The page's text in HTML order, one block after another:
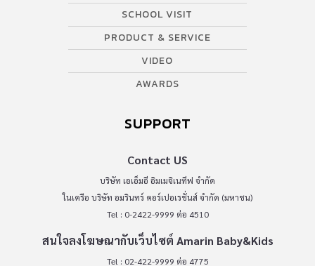
SCHOOL VISIT
PRODUCT & SERVICE
VIDEO
AWARDS
SUPPORT
Contact US
บริษัท เอเอ็มอี อิมเมจิเนทีฟ จำกัด
ในเครือ บริษัท อมรินทร์ คอร์เปอเรชั่นส์ จำกัด (มหาชน)
Tel : 0-2422-9999 ต่อ 4510
สนใจลงโฆษณากับเว็บไซต์ Amarin Baby&Kids
Tel : 02-422-9999 ต่อ 4775